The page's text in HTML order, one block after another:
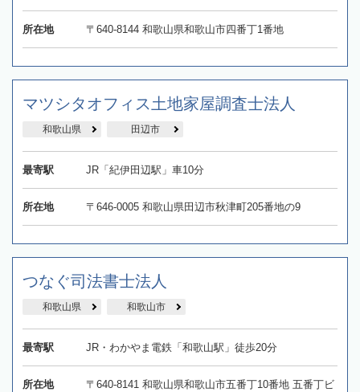
所在地 〒640-8144 和歌山県和歌山市四番丁1番地
マツシタオフィス土地家屋調査士法人
和歌山県 田辺市
最寄駅 JR「紀伊田辺駅」車10分
所在地 〒646-0005 和歌山県田辺市秋津町205番地の9
つなぐ司法書士法人
和歌山県 和歌山市
最寄駅 JR・わかやま電鉄「和歌山駅」徒歩20分
所在地
〒640-8141 和歌山県和歌山市五番丁10番地 五番丁ビ